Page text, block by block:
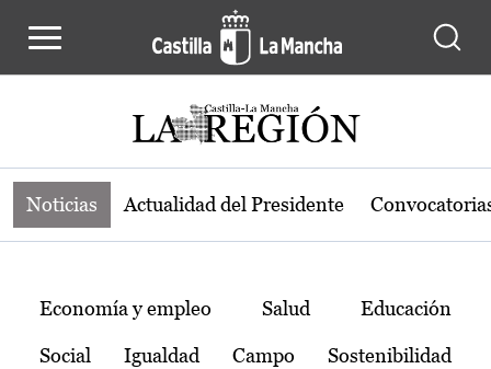
Noticias de la región de Castilla-La
Noticias Actualidad del Presidente
Temas
Economía y empleo Salud Educación
Social Igualdad Campo Sostenibilidad